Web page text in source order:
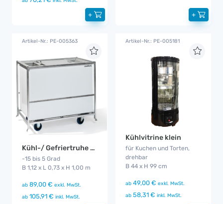
+ +
Artikel-Nr.: PE-005363
Kühl-/ Gefriertruhe Gala
-15 bis 5 Grad
B 1,12 x L 0,73 x H 1,00 m
ab 89,00 € exkl. MwSt.
ab 105,91 € inkl. MwSt.
Artikel-Nr.: PE-005181
Kühlvitrine klein
für Kuchen und Torten,
drehbar
B 44 x H 99 cm
ab 49,00 € exkl. MwSt.
ab 58,31 € inkl. MwSt.